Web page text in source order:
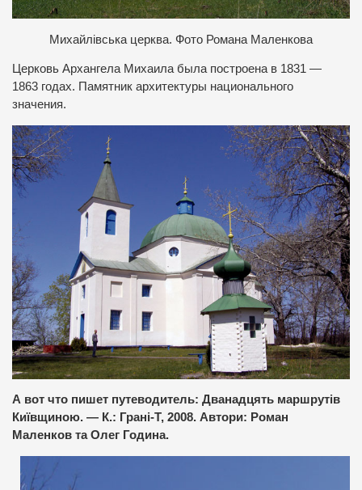
Михайлівська церква. Фото Романа Маленкова
Церковь Архангела Михаила была построена в 1831 —
1863 годах. Памятник архитектуры национального
значения.
А вот что пишет путеводитель: Дванадцять маршрутів
Київщиною. — К.: Грані-Т, 2008. Автори: Роман
Маленков та Олег Година.